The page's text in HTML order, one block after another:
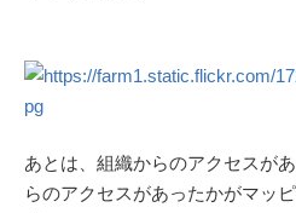
あとは、組織からのアクセスが
らのアクセスがあったかがマッ